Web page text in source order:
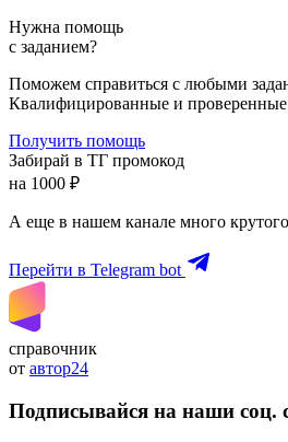
Нужна помощь
с заданием?
Поможем справиться с любыми
Квалифицированные и проверенные
Получить помощь
Забирай в ТГ промокод
на 1000 ₽
А еще в нашем канале много
Перейти в Telegram bot
справочник
от автор24
Подписывайся на наши соц.